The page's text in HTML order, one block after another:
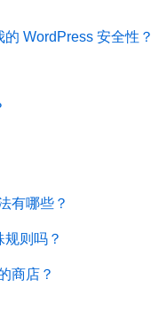
WordPress 安全性？
有哪些？
则吗？
商店？